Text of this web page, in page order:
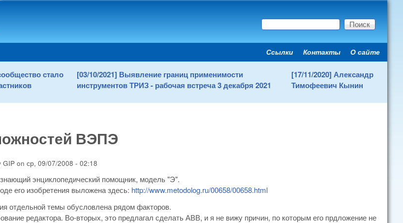
Форма поиска
Поиск
Secondary menu
Ссылки Контакты О сайте
стало
[03/10/2021] Выявление границ применимости
инструментов ТРИЗ - рабочая встреча 3 декабря 2021
[17/11/2020] Александр
Тимофеевич Кынин
ВЭПЭ
GIP on ср, 09/07/2008 - 02:18
энциклопедический помощник, модель "Э".
его изобретения выложена здесь: http://www.metodolog.ru/00658/00658.html
отдельной темы обусловлена рядом факторов.
редактора. Во-вторых, это предлагал сделать АВВ, и я не вижу причин, по которым его прдложение не